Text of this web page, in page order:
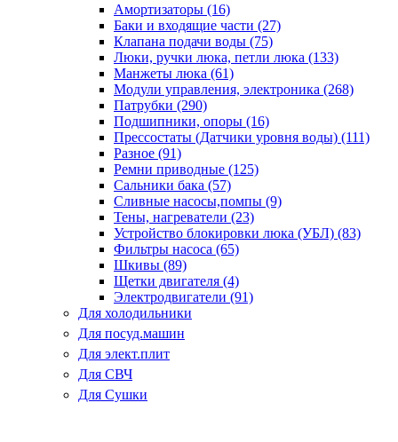
Амортизаторы (16)
Баки и входящие части (27)
Клапана подачи воды (75)
Люки, ручки люка, петли люка (133)
Манжеты люка (61)
Модули управления, электроника (268)
Патрубки (290)
Подшипники, опоры (16)
Прессостаты (Датчики уровня воды) (111)
Разное (91)
Ремни приводные (125)
Сальники бака (57)
Сливные насосы,помпы (9)
Тены, нагреватели (23)
Устройство блокировки люка (УБЛ) (83)
Фильтры насоса (65)
Шкивы (89)
Щетки двигателя (4)
Электродвигатели (91)
Для холодильники
Для посуд.машин
Для элект.плит
Для СВЧ
Для Сушки